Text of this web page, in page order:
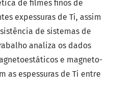
de filmes finos de
expessuras de Ti, assim
de sistemas de
analiza os dados
e magneto-
as espessuras de Ti entre